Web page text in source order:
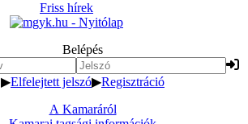
Friss hírek
Belépés
▶Elfelejtett jelszó▶Regisztráció
A Kamaráról